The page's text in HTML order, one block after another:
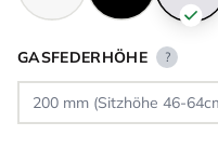
GASFEDERHÖHE ?